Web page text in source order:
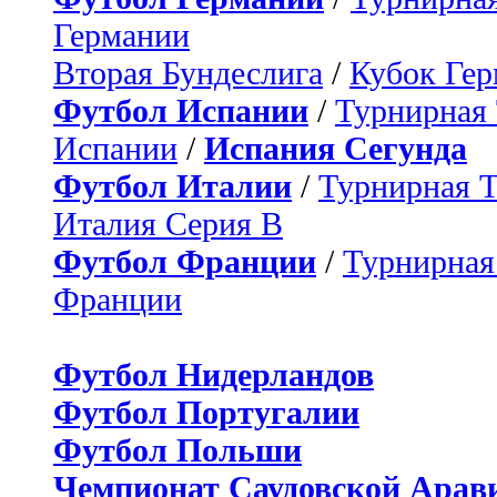
Германии
Вторая Бундеслига / Кубок
Футбол Испании / Турнирная
Испании / Испания Сегунда
Футбол Италии / Турнирная
Италия Серия B
Футбол Франции /
Франции
Футбол Нидерландов
Футбол Португалии
Футбол Польши
Чемпионат Саудовской